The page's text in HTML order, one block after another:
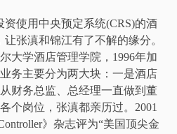
使用中央预定系统(CRS)的酒
张滇和锦江有了不解的缘分。
学酒店管理学院，1996年加
务主要分为两大块：一是酒店
财务总监、总经理一直做到董
个岗位，张滇都亲历过。2001
》杂志评为“美国顶尖金